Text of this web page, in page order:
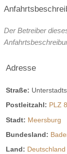
Der Betreiber
Adresse
Straße:
Postleitzahl: PLZ
Stadt: Meersburg
Bundesland:
Land: Deutschland